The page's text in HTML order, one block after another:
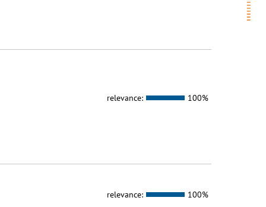
relevance: 100%
relevance: 100%